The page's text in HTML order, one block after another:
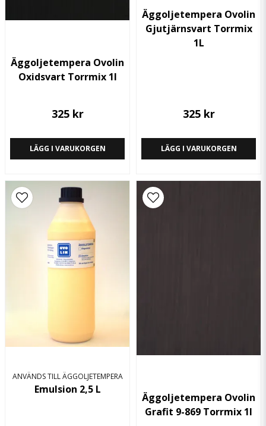
Äggoljetempera Ovolin
Oxidsvart Torrmix 1l
325 kr
LÄGG I VARUKORGEN
Äggoljetempera Ovolin
Gjutjärnsvart Torrmix
1L
325 kr
LÄGG I VARUKORGEN
ANVÄNDS TILL ÄGGOLJETEMPERA
Emulsion 2,5 L
Äggoljetempera Ovolin
Grafit 9-869 Torrmix 1l